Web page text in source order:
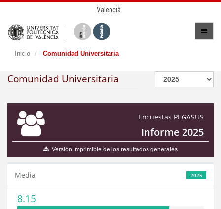
Valencià
Inicio Comunidad Universitaria
Comunidad Universitaria
Encuestas PEGASUS
Informe 2025
Versión imprimible de los resultados generales
2025
Media
8.15